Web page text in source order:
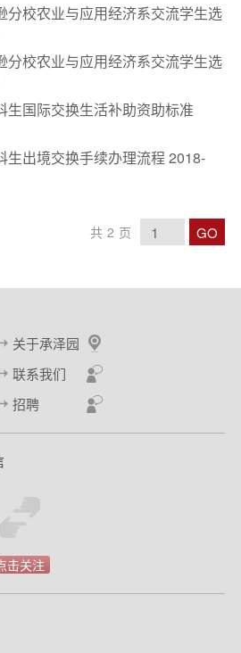
分校农业与应用经济系交流学生选
分校农业与应用经济系交流学生选
生国际交换生活补助资助标准
生出境交换手续办理流程 2018-
共 2 页 GO
关于承泽园
联系我们
招聘
击关注